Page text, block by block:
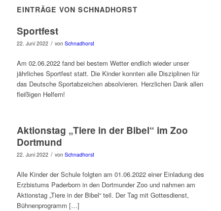
EINTRÄGE VON SCHNADHORST
Sportfest
22. Juni 2022 / von Schnadhorst
Am 02.06.2022 fand bei bestem Wetter endlich wieder unser
jährliches Sportfest statt. Die Kinder konnten alle Disziplinen für
das Deutsche Sportabzeichen absolvieren. Herzlichen Dank allen
fleißigen Helfern!
Aktionstag „Tiere in der Bibel“ im Zoo
Dortmund
22. Juni 2022 / von Schnadhorst
Alle Kinder der Schule folgten am 01.06.2022 einer Einladung des
Erzbistums Paderborn in den Dortmunder Zoo und nahmen am
Aktionstag „Tiere in der Bibel“ teil. Der Tag mit Gottesdienst,
Bühnenprogramm […]